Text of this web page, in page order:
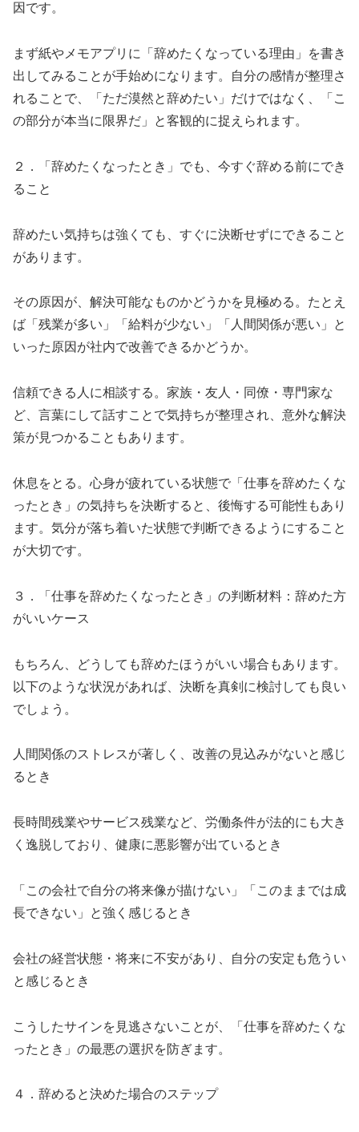
因です。
まず紙やメモアプリに「辞めたくなっている理由」を書き
出してみることが手始めになります。自分の感情が整理さ
れることで、「ただ漠然と辞めたい」だけではなく、「こ
の部分が本当に限界だ」と客観的に捉えられます。
２．「辞めたくなったとき」でも、今すぐ辞める前にでき
ること
辞めたい気持ちは強くても、すぐに決断せずにできること
があります。
その原因が、解決可能なものかどうかを見極める。たとえ
ば「残業が多い」「給料が少ない」「人間関係が悪い」と
いった原因が社内で改善できるかどうか。
信頼できる人に相談する。家族・友人・同僚・専門家な
ど、言葉にして話すことで気持ちが整理され、意外な解決
策が見つかることもあります。
休息をとる。心身が疲れている状態で「仕事を辞めたくな
ったとき」の気持ちを決断すると、後悔する可能性もあり
ます。気分が落ち着いた状態で判断できるようにすること
が大切です。
３．「仕事を辞めたくなったとき」の判断材料：辞めた方
がいいケース
もちろん、どうしても辞めたほうがいい場合もあります。
以下のような状況があれば、決断を真剣に検討しても良い
でしょう。
人間関係のストレスが著しく、改善の見込みがないと感じ
るとき
長時間残業やサービス残業など、労働条件が法的にも大き
く逸脱しており、健康に悪影響が出ているとき
「この会社で自分の将来像が描けない」「このままでは成
長できない」と強く感じるとき
会社の経営状態・将来に不安があり、自分の安定も危うい
と感じるとき
こうしたサインを見逃さないことが、「仕事を辞めたくな
ったとき」の最悪の選択を防ぎます。
４．辞めると決めた場合のステップ